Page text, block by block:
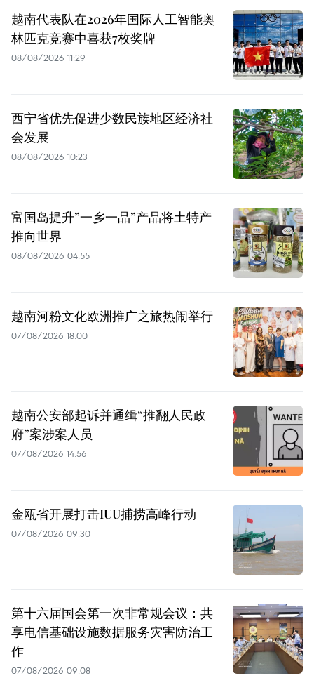
越南代表队在2026年国际人工智能奥
林匹克竞赛中喜获7枚奖牌
08/08/2026 11:29
西宁省优先促进少数民族地区经济社
会发展
08/08/2026 10:23
富国岛提升”一乡一品”产品将土特产
推向世界
08/08/2026 04:55
越南河粉文化欧洲推广之旅热闹举行
07/08/2026 18:00
越南公安部起诉并通缉“推翻人民政
府”案涉案人员
07/08/2026 14:56
金瓯省开展打击IUU捕捞高峰行动
07/08/2026 09:30
第十六届国会第一次非常规会议：共
享电信基础设施数据服务灾害防治工
作
07/08/2026 09:08